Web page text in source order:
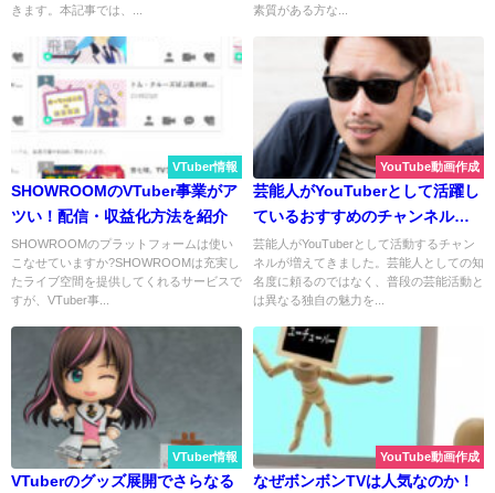
きます。本記事では、...
素質がある方な...
VTuber情報
SHOWROOMのVTuber事業がア
ツい！配信・収益化方法を紹介
SHOWROOMのプラットフォームは使い
こなせていますか?SHOWROOMは充実し
たライブ空間を提供してくれるサービスで
すが、VTuber事...
YouTube動画作成
芸能人がYouTuberとして活躍し
ているおすすめのチャンネルま
とめ
芸能人がYouTuberとして活動するチャン
ネルが増えてきました。芸能人としての知
名度に頼るのではなく、普段の芸能活動と
は異なる独自の魅力を...
VTuber情報
VTuberのグッズ展開でさらなる
YouTube動画作成
なぜボンボンTVは人気なのか！